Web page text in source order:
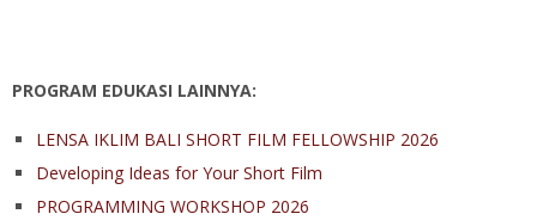
PROGRAM EDUKASI LAINNYA:
LENSA IKLIM BALI SHORT FILM FELLOWSHIP 2026
Developing Ideas for Your Short Film
PROGRAMMING WORKSHOP 2026